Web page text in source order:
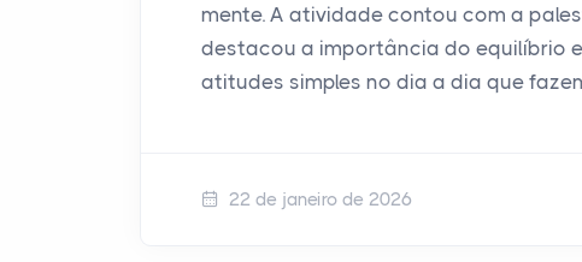
mente. A atividade contou com a
destacou a importância do equilíbrio
atitudes simples no dia a dia que
22 de janeiro de 2026